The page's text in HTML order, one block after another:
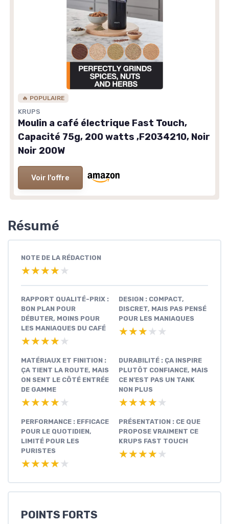
🔥 POPULAIRE
KRUPS
Moulin a café électrique Fast Touch,
Capacité 75g, 200 watts ,F2034210, Noir
Noir 200W
Voir l'offre
Résumé
NOTE DE LA RÉDACTION
★★★★★
★★★★★
RAPPORT QUALITÉ-PRIX :
BON PLAN POUR
DÉBUTER, MOINS POUR
LES MANIAQUES DU CAFÉ
★★★★★
★★★★★
DESIGN : COMPACT,
DISCRET, MAIS PAS PENSÉ
POUR LES MANIAQUES
★★★★★
★★★★★
MATÉRIAUX ET FINITION :
ÇA TIENT LA ROUTE, MAIS
ON SENT LE CÔTÉ ENTRÉE
DE GAMME
★★★★★
★★★★★
DURABILITÉ : ÇA INSPIRE
PLUTÔT CONFIANCE, MAIS
CE N’EST PAS UN TANK
NON PLUS
★★★★★
★★★★★
PERFORMANCE : EFFICACE
POUR LE QUOTIDIEN,
LIMITÉ POUR LES
PURISTES
★★★★★
★★★★★
PRÉSENTATION : CE QUE
PROPOSE VRAIMENT CE
KRUPS FAST TOUCH
★★★★★
★★★★★
POINTS FORTS